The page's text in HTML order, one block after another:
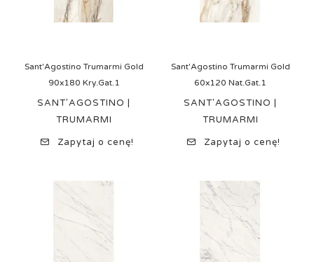
Sant'Agostino Trumarmi Gold
90x180 Kry.Gat.1
SANT'AGOSTINO |
TRUMARMI
Zapytaj o cenę!
Sant'Agostino Trumarmi Gold
60x120 Nat.Gat.1
SANT'AGOSTINO |
TRUMARMI
Zapytaj o cenę!